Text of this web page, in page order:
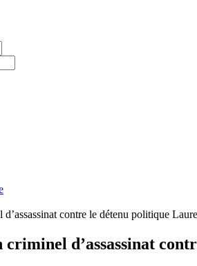
contre le détenu politique
d’assassinat